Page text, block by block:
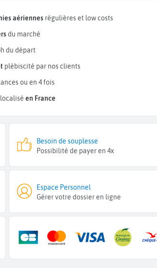
aériennes régulières et low costs
du marché
du départ
plébiscité par nos clients
ou en 4 fois
en France
Besoin de souplesse
Possibilité de payer en 4x
Espace Personnel
Gérer votre dossier en ligne